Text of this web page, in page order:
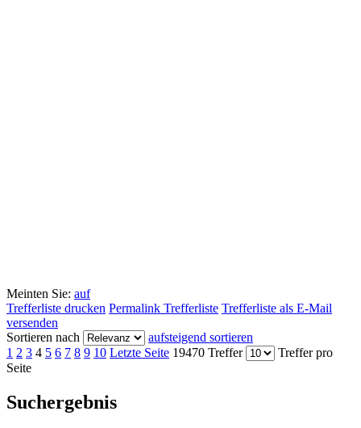
Meinten Sie: auf
Trefferliste drucken Permalink Trefferliste Trefferliste als E-Mail
versenden
Sortieren nach
aufsteigend sortieren
1 2 3 4 5 6 7 8 9 10 Letzte Seite 19470 Treffer
Treffer pro
Seite
Suchergebnis